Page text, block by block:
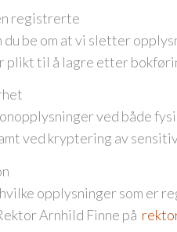
registrerte
du be om at vi sletter
plikt til å lagre etter
ved både
ved kryptering av
opplysninger som er
Arnhild Finne på